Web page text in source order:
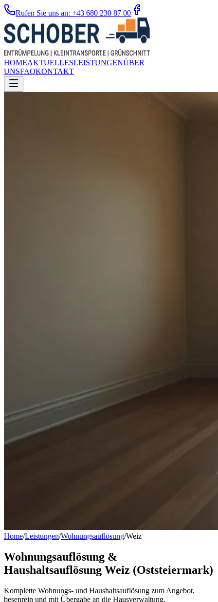
Rufen Sie uns an: +43 680 230 87 00
HOMEAKTUELLESLEISTUNGENÜBER
UNSFAQKONTAKT
Home/Leistungen/Wohnungsauflösung/Weiz
Wohnungsauflösung &
Haushaltsauflösung Weiz (Oststeiermark)
Komplette Wohnungs- und Haushaltsauflösung zum Angebot,
besenrein und mit Übergabe an die Hausverwaltung.